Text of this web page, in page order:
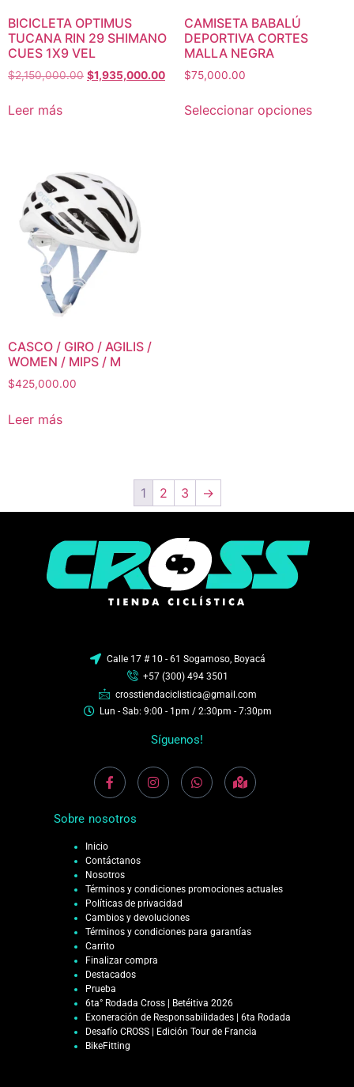
BICICLETA OPTIMUS
TUCANA RIN 29 SHIMANO
CUES 1X9 VEL
$2,150,000.00 $1,935,000.00
Leer más
CAMISETA BABALÚ
DEPORTIVA CORTES
MALLA NEGRA
$75,000.00
Seleccionar opciones
CASCO / GIRO / AGILIS /
WOMEN / MIPS / M
$425,000.00
Leer más
1 2 3 →
Calle 17 # 10 - 61 Sogamoso, Boyacá
+57 (300) 494 3501
crosstiendaciclistica@gmail.com
Lun - Sab: 9:00 - 1pm / 2:30pm - 7:30pm
Síguenos!
Sobre nosotros
Inicio
Contáctanos
Nosotros
Términos y condiciones promociones actuales
Políticas de privacidad
Cambios y devoluciones
Términos y condiciones para garantías
Carrito
Finalizar compra
Destacados
Prueba
6ta° Rodada Cross | Betéitiva 2026
Exoneración de Responsabilidades | 6ta Rodada
Desafío CROSS | Edición Tour de Francia
BikeFitting